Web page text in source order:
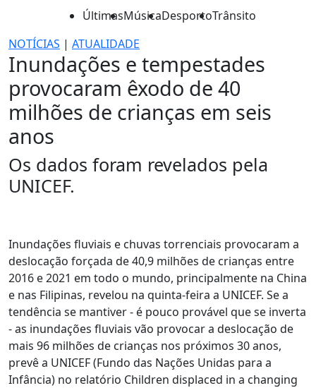
ÚltimasMúsicaDesportoTrânsito
NOTÍCIAS | ATUALIDADE
Inundações e tempestades
provocaram êxodo de 40
milhões de crianças em seis
anos
Os dados foram revelados pela
UNICEF.
Inundações fluviais e chuvas torrenciais provocaram a
deslocação forçada de 40,9 milhões de crianças entre
2016 e 2021 em todo o mundo, principalmente na China
e nas Filipinas, revelou na quinta-feira a UNICEF. Se a
tendência se mantiver - é pouco provável que se inverta
- as inundações fluviais vão provocar a deslocação de
mais 96 milhões de crianças nos próximos 30 anos,
prevê a UNICEF (Fundo das Nações Unidas para a
Infância) no relatório Children displaced in a changing